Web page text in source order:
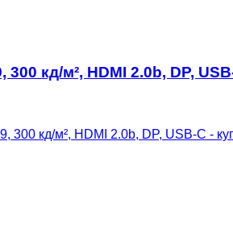
кд/м², HDMI 2.0b, DP,